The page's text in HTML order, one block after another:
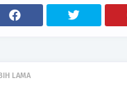
LAMA